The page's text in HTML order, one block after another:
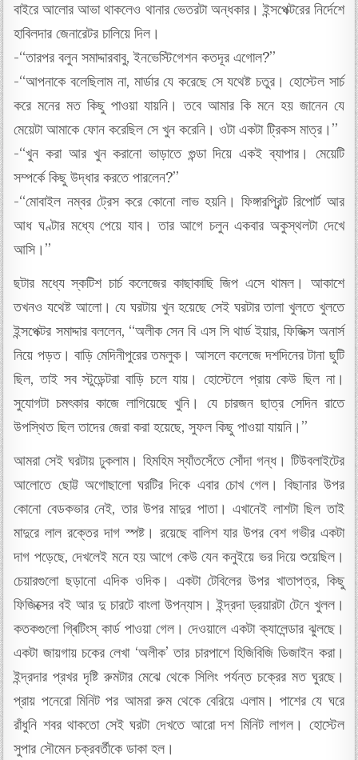
বাইরে আলোর আভা থাকলেও থানার ভেতরটা অন্ধকার। ইন্সপেক্টরের নির্দেশে
হাবিলদার জেনারেটর চালিয়ে দিল।
-“তারপর বলুন সমাদ্দারবাবু, ইনভেস্টিগেশন কতদূর এগোল?”
-“আপনাকে বলেছিলাম না, মার্ডার যে করেছে সে যথেষ্ট চতুর। হোস্টেল সার্চ
করে মনের মত কিছু পাওয়া যায়নি। তবে আমার কি মনে হয় জানেন যে
মেয়েটা আমাকে ফোন করেছিল সে খুন করেনি। ওটা একটা ট্রিকস মাত্র।”
-“খুন করা আর খুন করানো ভাড়াতে গুন্ডা দিয়ে একই ব্যাপার। মেয়েটি
সম্পর্কে কিছু উদ্ধার করতে পারলেন?”
-“মোবাইল নম্বর ট্রেস করে কোনো লাভ হয়নি। ফিঙ্গারপ্রিন্ট রিপোর্ট আর
আধ ঘণ্টার মধ্যে পেয়ে যাব। তার আগে চলুন একবার অকুস্থলটা দেখে
আসি।”
ছটার মধ্যে স্কটিশ চার্চ কলেজের কাছাকাছি জিপ এসে থামল। আকাশে
তখনও যথেষ্ট আলো। যে ঘরটায় খুন হয়েছে সেই ঘরটার তালা খুলতে খুলতে
ইন্সপেক্টর সমাদ্দার বললেন, “অলীক সেন বি এস সি থার্ড ইয়ার, ফিজিক্স অনার্স
নিয়ে পড়ত। বাড়ি মেদিনীপুরের তমলুক। আসলে কলেজে দশদিনের টানা ছুটি
ছিল, তাই সব স্টুডেন্টরা বাড়ি চলে যায়। হোস্টেলে প্রায় কেউ ছিল না।
সুযোগটা চমৎকার কাজে লাগিয়েছে খুনি। যে চারজন ছাত্র সেদিন রাতে
উপস্থিত ছিল তাদের জেরা করা হয়েছে, সুফল কিছু পাওয়া যায়নি।”
আমরা সেই ঘরটায় ঢুকলাম। হিমহিম স্যাঁতসেঁতে সোঁদা গন্ধ। টিউবলাইটের
আলোতে ছোট্ট অগোছালো ঘরটির দিকে এবার চোখ গেল। বিছানার উপর
কোনো বেডকভার নেই, তার উপর মাদুর পাতা। এখানেই লাশটা ছিল তাই
মাদুরে লাল রক্তের দাগ স্পষ্ট। রয়েছে বালিশ যার উপর বেশ গভীর একটা
দাগ পড়েছে, দেখলেই মনে হয় আগে কেউ যেন কনুইয়ে ভর দিয়ে শুয়েছিল।
চেয়ারগুলো ছড়ানো এদিক ওদিক। একটা টেবিলের উপর খাতাপত্র, কিছু
ফিজিক্সের বই আর দু চারটে বাংলা উপন্যাস। ইন্দ্রদা ড্রয়ারটা টেনে খুলল।
কতকগুলো গ্ৰিটিংস্ কার্ড পাওয়া গেল। দেওয়ালে একটা ক্যালেন্ডার ঝুলছে।
একটা জায়গায় চকের লেখা ‘অলীক’ তার চারপাশে হিজিবিজি ডিজাইন করা।
ইন্দ্রদার প্রখর দৃষ্টি রুমটার মেঝে থেকে সিলিং পর্যন্ত চক্রের মত ঘুরছে।
প্রায় পনেরো মিনিট পর আমরা রুম থেকে বেরিয়ে এলাম। পাশের যে ঘরে
রাঁধুনি শবর থাকতো সেই ঘরটা দেখতে আরো দশ মিনিট লাগল। হোস্টেল
সুপার সৌমেন চক্রবর্তীকে ডাকা হল।